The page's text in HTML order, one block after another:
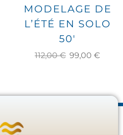
MODELAGE DE
L’ÉTÉ EN SOLO
50′
112,00€ 99,00 €